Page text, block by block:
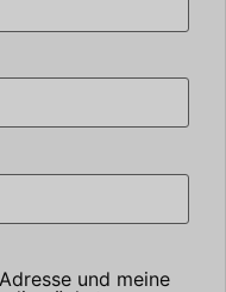
und meine